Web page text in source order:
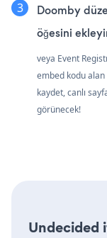
Doomby
öğesini
veya Event
embed kodu alan
kaydet, canlı
görünecek!
Undecided